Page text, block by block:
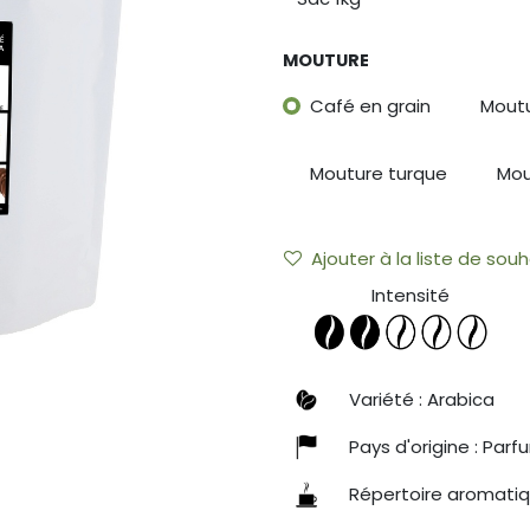
MOUTURE
Café en grain
Mouture turque
Ajouter à la liste de
Intensité
Variété : Arabica
Pays d'origine :
Répertoire